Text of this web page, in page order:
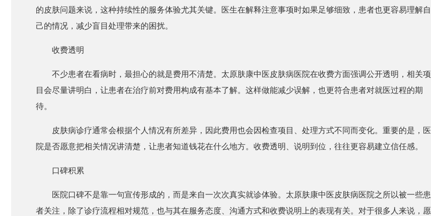
的皮肤问题来说，这种持续性的服务体验尤其关键。医生在解释注意事项时如果足够细致，患者也更容易理解自
己的情况，减少盲目处理带来的困扰。
收费透明
不少患者在看病时，最担心的就是费用不清楚。太原肤康中医皮肤病医院在收费方面强调公开透明，相关项
目会尽量讲明白，让患者在治疗前对费用构成有基本了解。这样做能减少误解，也更符合患者对就医过程的期
待。
皮肤病诊疗通常会根据个人情况有所差异，因此费用也会因检查项目、处理方式不同而变化。重要的是，医
院是否愿意把相关情况讲清楚，让患者知道钱花在什么地方。收费透明、说明到位，往往更容易建立信任感。
口碑积累
医院口碑不是靠一句宣传形成的，而是来自一次次真实就诊体验。太原肤康中医皮肤病医院之所以被一些患
者关注，除了诊疗流程相对规范，也与其在服务态度、沟通方式和收费说明上的表现有关。对于很多人来说，愿